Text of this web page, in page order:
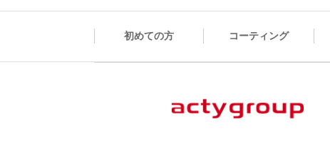
初めての方 コーティング